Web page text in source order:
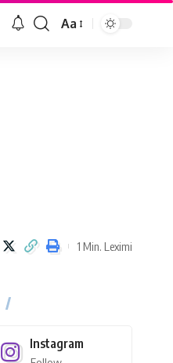
Aa
1 Min. Leximi
Instagram